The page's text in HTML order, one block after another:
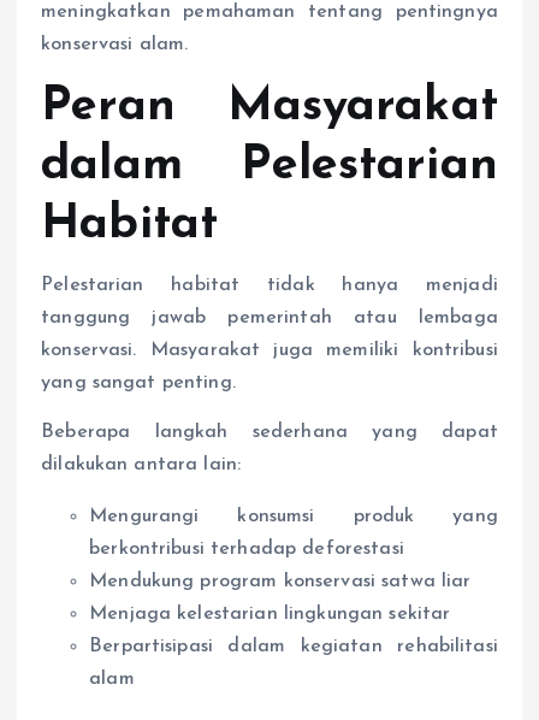
meningkatkan pemahaman tentang pentingnya
konservasi alam.
Peran Masyarakat
dalam Pelestarian
Habitat
Pelestarian habitat tidak hanya menjadi
tanggung jawab pemerintah atau lembaga
konservasi. Masyarakat juga memiliki kontribusi
yang sangat penting.
Beberapa langkah sederhana yang dapat
dilakukan antara lain:
Mengurangi konsumsi produk yang
berkontribusi terhadap deforestasi
Mendukung program konservasi satwa liar
Menjaga kelestarian lingkungan sekitar
Berpartisipasi dalam kegiatan rehabilitasi
alam